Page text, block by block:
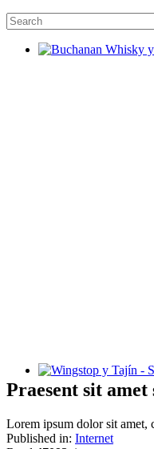
Wingstop y Tajín -
Praesent sit
Lorem ipsum dolor sit amet,
Published in: Internet